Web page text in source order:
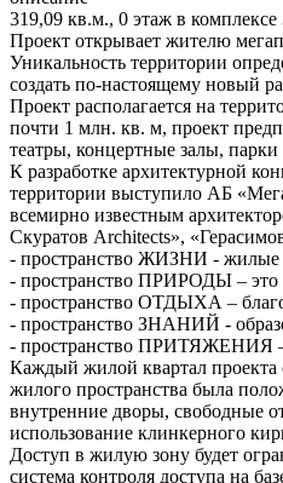
319,09 кв.м., 0 этаж в
Проект открывает жителю
Уникальность территории
создать по-настоящему новый
Проект располагается на
почти 1 млн. кв. м, проект
театры, концертные залы,
К разработке архитектурной
территории выступило АБ
всемирно известным
Скуратов Architects»,
- пространство ЖИЗНИ - жилые
- пространство ПРИРОДЫ – это
- пространство ОТДЫХА –
- пространство ЗНАНИЙ -
- пространство ПРИТЯЖЕНИЯ –
Каждый жилой квартал проекта
жилого пространства была
внутренние дворы, свободные
использование клинкерного
Доступ в жилую зону будет
система контроля доступа на